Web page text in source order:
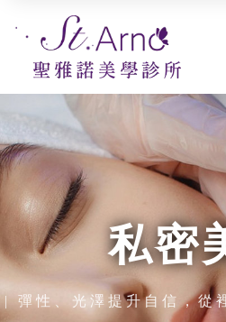
私密
| 彈性、光澤提升自信，從